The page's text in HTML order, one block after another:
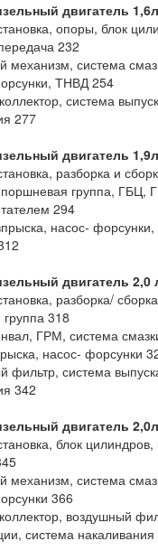
двигатель
опоры, блок
232
механизм, система
ТНВД 254
система
277
двигатель
разборка и
группа, ГБЦ,
294
насос-
двигатель 2,0
разборка/
318
ГРМ, система
насос- форсунки
фильтр, система
342
двигатель
блок
механизм, система
366
воздушный
система накаливания